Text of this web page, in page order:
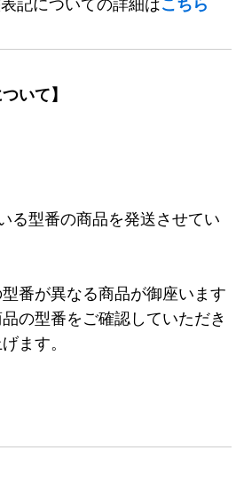
記についての詳細はこちら
いて】
る型番の商品を発送させてい
番が異なる商品が御座います
の型番をご確認していただき
ます。